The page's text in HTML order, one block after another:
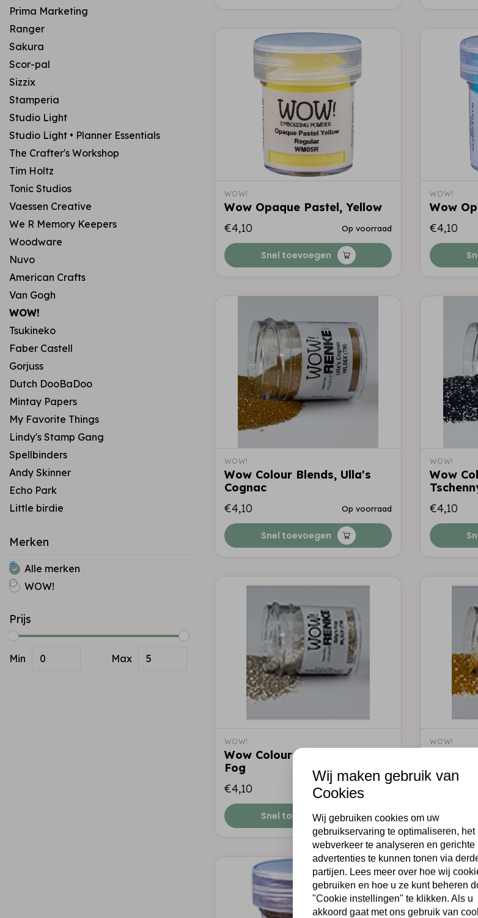
Prima Marketing
Ranger
Sakura
Scor-pal
Sizzix
Stamperia
Studio Light
Studio Light • Planner Essentials
The Crafter's Workshop
Tim Holtz
Tonic Studios
Vaessen Creative
We R Memory Keepers
Woodware
Nuvo
American Crafts
Van Gogh
WOW!
Tsukineko
Faber Castell
Gorjuss
Dutch DooBaDoo
Mintay Papers
My Favorite Things
Lindy's Stamp Gang
Spellbinders
Andy Skinner
Echo Park
Little birdie
Merken
Alle merken
WOW!
Prijs
Min Max
WOW!
Wow Opaque Pastel, Yellow
€4,10
Op voorraad
Snel toevoegen
WOW!
Wow
€4,10
WOW!
Wow Colour Blends, Ulla's
Cognac
€4,10
Op voorraad
Snel toevoegen
WOW!
Wow
€4,10
WOW!
Wow Colour Blends, Silly's
Fog
€4,10
Op voorraad
Snel toevoegen
WOW!
Wow
Wij maken gebruik van
Cookies
Wij gebruiken cookies om uw
gebruikservaring te optimaliseren, het
webverkeer te analyseren en gerichte
advertenties te kunnen tonen via
partijen. Lees meer over hoe wij
gebruiken en hoe u ze kunt beheren
"Cookie instellingen" te klikken. Als u
akkoord gaat met ons gebruik van